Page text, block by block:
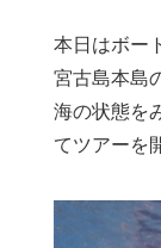
本日はボー
宮古島本島
海の状態を
てツアーを